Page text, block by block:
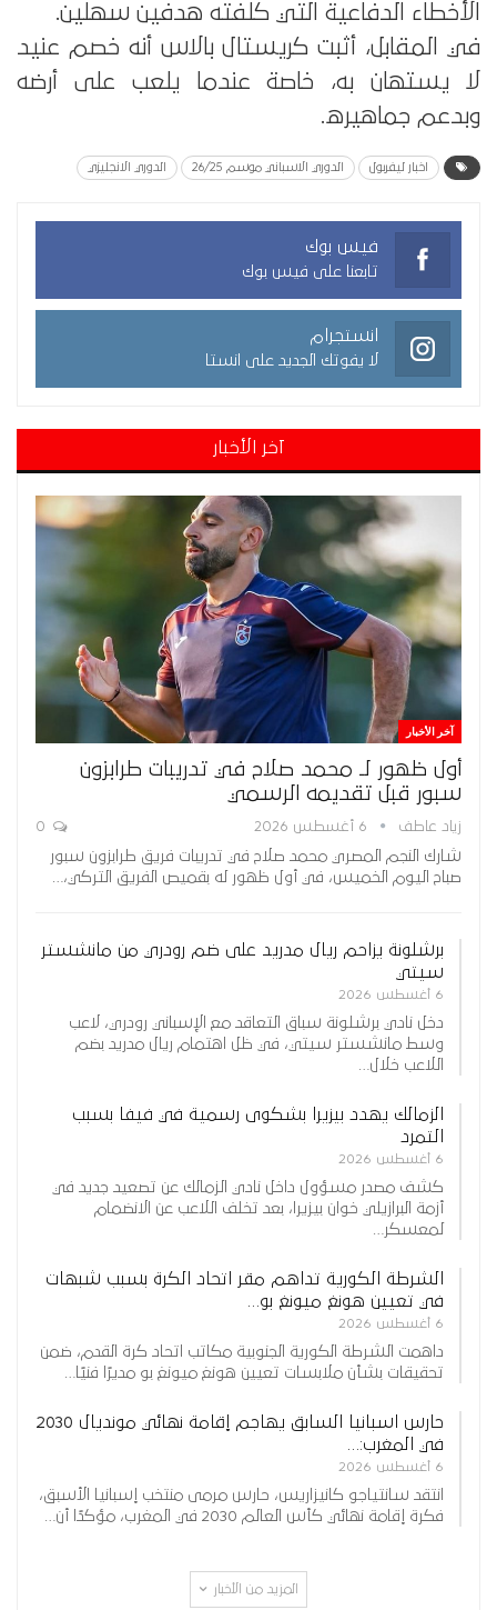
الأخطاء الدفاعية التي كلفته هدفين سهلين.
في المقابل، أثبت كريستال بالاس أنه خصم عنيد
لا يستهان به، خاصة عندما يلعب على أرضه
وبدعم جماهيره.
اخبار ليفربول الدوري الاسباني موسم 26/25 الدوري الانجليزي
فيس بوك
تابعنا على فيس بوك
انستجرام
لا يفوتك الجديد على انستا
آخر الأخبار
آخر الأخبار
أول ظهور لـ محمد صلاح في تدريبات طرابزون
سبور قبل تقديمه الرسمي
زياد عاطف 6 أغسطس 2026
شارك النجم المصري محمد صلاح في تدريبات فريق طرابزون سبور
صباح اليوم الخميس، في أول ظهور له بقميص الفريق التركي،…
برشلونة يزاحم ريال مدريد على ضم رودري من مانشستر
سيتي
6 أغسطس 2026
دخل نادي برشلونة سباق التعاقد مع الإسباني رودري، لاعب
وسط مانشستر سيتي، في ظل اهتمام ريال مدريد بضم
اللاعب خلال…
الزمالك يهدد بيزيرا بشكوى رسمية في فيفا بسبب
التمرد
6 أغسطس 2026
كشف مصدر مسؤول داخل نادي الزمالك عن تصعيد جديد في
أزمة البرازيلي خوان بيزيرا، بعد تخلف اللاعب عن الانضمام
لمعسكر…
الشرطة الكورية تداهم مقر اتحاد الكرة بسبب شبهات
في تعيين هونغ ميونغ بو…
6 أغسطس 2026
داهمت الشرطة الكورية الجنوبية مكاتب اتحاد كرة القدم، ضمن
تحقيقات بشأن ملابسات تعيين هونغ ميونغ بو مديرًا فنيًا…
حارس اسبانيا السابق يهاجم إقامة نهائي مونديال 2030
في المغرب:…
6 أغسطس 2026
انتقد سانتياجو كانيزاريس، حارس مرمى منتخب إسبانيا الأسبق،
فكرة إقامة نهائي كأس العالم 2030 في المغرب، مؤكدًا أن…
المزيد من الأخبار